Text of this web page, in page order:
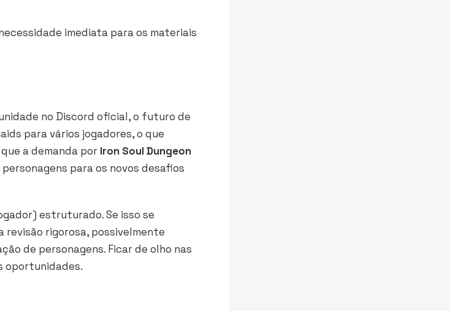
imediata para os materiais
no Discord oficial, o futuro de
para vários jogadores, o que
a demanda por Iron Soul Dungeon
para os novos desafios
estruturado. Se isso se
revisão rigorosa, possivelmente
de personagens. Ficar de olho nas
oportunidades.